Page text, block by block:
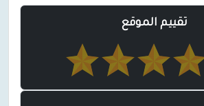
تقييم الموقع